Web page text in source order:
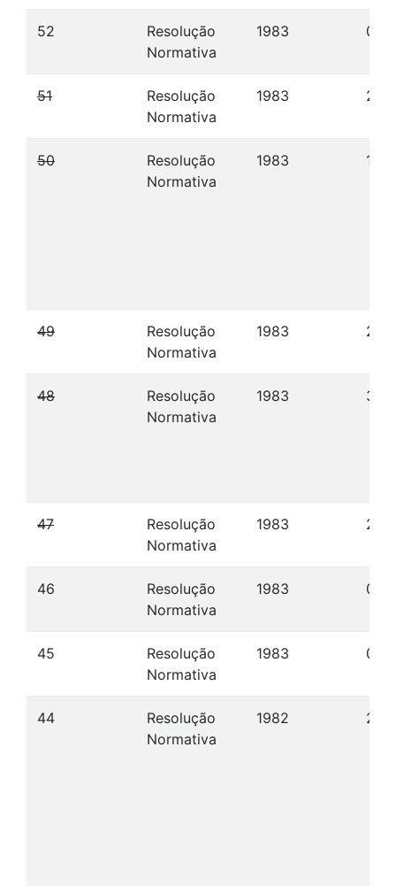
52
Resolução
Normativa
1983 08/
51
Resolução
Normativa
1983 25/
50
Resolução
Normativa
1983 11/
49
Resolução
Normativa
1983 20/
48
Resolução
Normativa
1983 30/
47
Resolução
Normativa
1983 28/
46
Resolução
Normativa
1983 03/
45
Resolução
Normativa
1983 08/
44
Resolução
Normativa
1982 22/